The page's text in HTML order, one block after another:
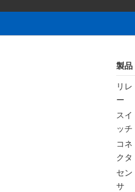
製品
リレ
ー
スイ
ッチ
コネ
クタ
セン
サ